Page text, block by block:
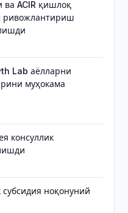
ва ACIR қишлоқ
ривожлантириш
Lab аёлларни
муҳокама
консуллик
ноқонуний